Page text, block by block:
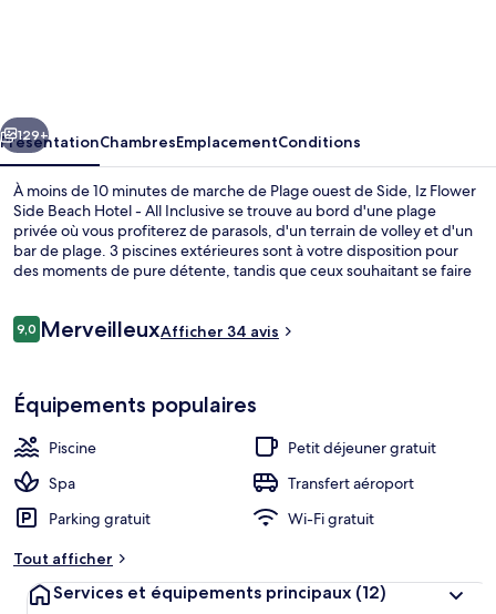
Hotel
-
All
Inclusive
Suivant
129+
PrésentationChambresEmplacementConditions
À moins de 10 minutes de marche de Plage ouest de Side, Iz Flower
Side Beach Hotel - All Inclusive se trouve au bord d'une plage
privée où vous profiterez de parasols, d'un terrain de volley et d'un
bar de plage. 3 piscines extérieures sont à votre disposition pour
des moments de pure détente, tandis que ceux souhaitant se faire
bar/salon est un endroit parfait pour prendre un verre. Cet
fitness.
Avis
voyageurs
9,09,0 sur 10
MerveilleuxAfficher 34 avis
Équipements populaires
Piscine
Petit déjeuner gratuit
Spa
Transfert aéroport
Parking gratuit
Wi-Fi gratuit
Tout afficher
Services et équipements principaux (12)